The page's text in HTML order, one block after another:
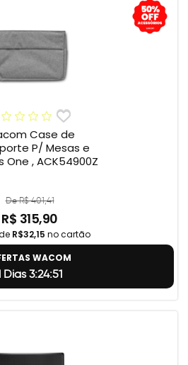
Case de
P/ Mesas e
One , ACK54900Z
De R$ 401,41
R$ 315,90
R$32,15 no cartão
WACOM
Dias 3:24:50